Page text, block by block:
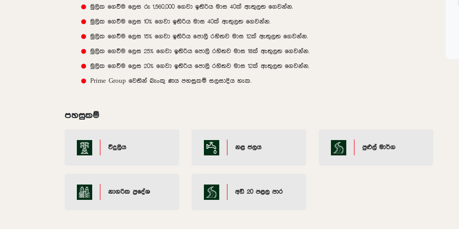
මුලික ගෙවීම ලෙස රු 1,560,000 ගෙවා ඉතිරිය මාස 40ක් ඇතුලත ගෙවන්න.
මුලික ගෙවීම ලෙස 10% ගෙවා ඉතිරිය මාස 40ක් ඇතුලත ගෙවන්න.
මුලික ගෙවීම ලෙස 15% ගෙවා ඉතිරිය පොලි රහිතව මාස 12ක් ඇතුලත ගෙවන්න.
මුලික ගෙවීම ලෙස 25% ගෙවා ඉතිරිය පොලි රහිතව මාස 18ක් ඇතුලත ගෙවන්න.
මුලික ගෙවීම ලෙස 20% ගෙවා ඉතිරිය පොලි රහිතව මාස 12ක් ඇතුලත ගෙවන්න.
Prime Group වෙතින් බැංකු ණය පහසුකම් සලසාදිය හැක.
පහසුකම්
විදුලිය නළ ජලය පුළුල් මාර්ග
නාගරික ප්‍රදේශ අඩි 20 පළල පාර